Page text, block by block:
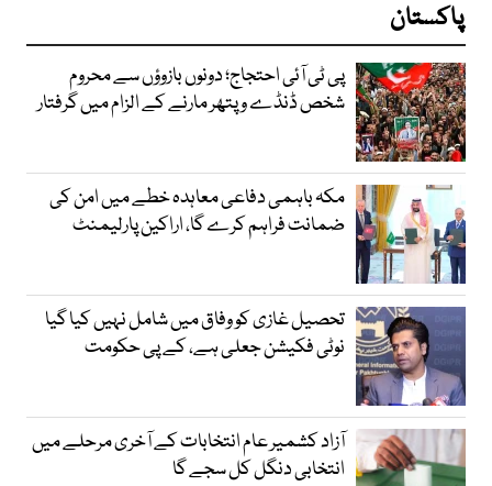
پاکستان
پی ٹی آئی احتجاج؛ دونوں بازوؤں سے محروم
شخص ڈنڈے و پتھر مارنے کے الزام میں گرفتار
مکہ باہمی دفاعی معاہدہ خطے میں امن کی
ضمانت فراہم کرے گا، اراکین پارلیمنٹ
تحصیل غازی کو وفاق میں شامل نہیں کیا گیا
نوٹی فکیشن جعلی ہے، کے پی حکومت
آزاد کشمیر عام انتخابات کے آخری مرحلے میں
انتخابی دنگل کل سجے گا